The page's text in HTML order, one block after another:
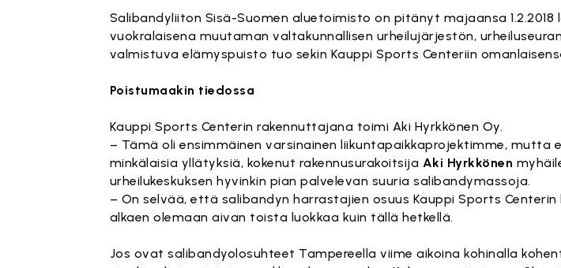
Salibandyliiton Sisä-Suomen aluetoimisto on pitänyt majaansa 1.2.2018
vuokralaisena muutaman valtakunnallisen urheilujärjestön,
valmistuva elämyspuisto tuo sekin Kauppi Sports Centeriin
Poistumaakin tiedossa
Kauppi Sports Centerin rakennuttajana toimi Aki Hyrkkönen Oy.
– Tämä oli ensimmäinen varsinainen liikuntapaikkaprojektimme, mutta
minkälaisia yllätyksiä, kokenut rakennusurakoitsija Aki Hyrkkönen
urheilukeskuksen hyvinkin pian palvelevan suuria salibandymassoja.
– On selvää, että salibandyn harrastajien osuus Kauppi Sports
alkaen olemaan aivan toista luokkaa kuin tällä hetkellä.
Jos ovat salibandyolosuhteet Tampereella viime aikoina kohinalla